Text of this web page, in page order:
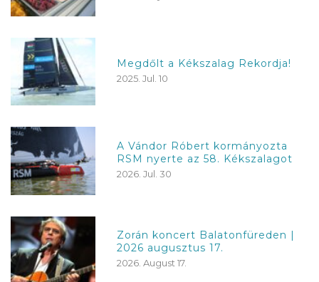
Megdőlt a Kékszalag Rekordja!
2025. Jul. 10
A Vándor Róbert kormányozta
RSM nyerte az 58. Kékszalagot
2026. Jul. 30
Zorán koncert Balatonfüreden |
2026 augusztus 17.
2026. August 17.